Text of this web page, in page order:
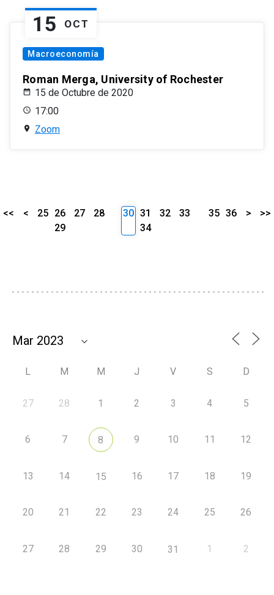
15 OCT
Macroeconomía
Roman Merga, University of Rochester
15 de Octubre de 2020
17:00
Zoom
<< < 25 26 27
28
29
30 31 32
33
34
35 36 > >>
L M M J V S D
27 28 1 2 3 4 5
6 7 8 9 10 11 12
13 14 15 16 17 18 19
20 21 22 23 24 25 26
27 28 29 30 31 1 2